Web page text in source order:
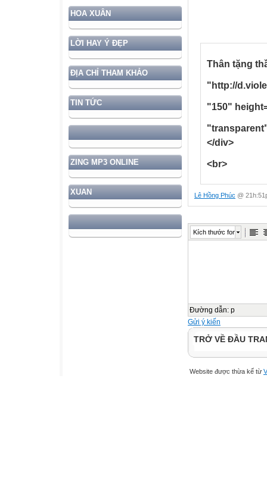
HOA XUÂN
LỜI HAY Ý ĐẸP
ĐỊA CHỈ THAM KHẢO
TIN TỨC
ZING MP3 ONLINE
XUAN
Thân tặng
"http://
"150"
</div>
<br>
Lê Hồng Phúc @
Kích thước font
Đường dẫn: p
Gửi ý kiến
TRỞ VỀ ĐẦU
Website được thừa kế từ